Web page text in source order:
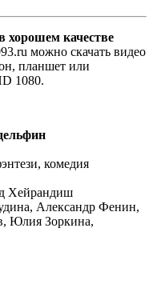
хорошем качестве
можно скачать видео
планшет или
1080.
комедия
Хейрандиш
Александр Фенин,
Юлия Зоркина,